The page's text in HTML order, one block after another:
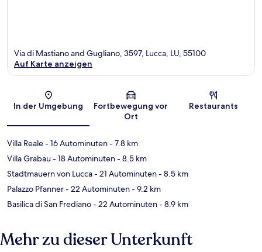
Karte
Via di Mastiano and Gugliano, 3597, Lucca, LU, 55100
Auf Karte anzeigen
In der Umgebung
Fortbewegung vor
Ort
Restaurants
Villa Reale- 16 Autominuten- 7.8 km
Villa Grabau- 18 Autominuten- 8.5 km
Stadtmauern von Lucca- 21 Autominuten- 8.5 km
Palazzo Pfanner- 22 Autominuten- 9.2 km
Basilica di San Frediano- 22 Autominuten- 8.9 km
Mehr zu dieser Unterkunft